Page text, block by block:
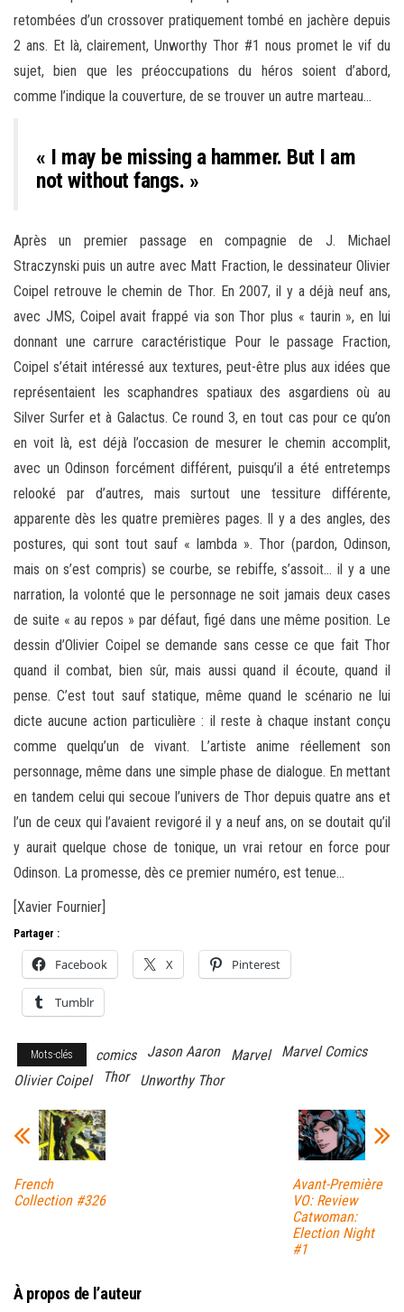
retombées d’un crossover pratiquement tombé en jachère depuis
2 ans. Et là, clairement, Unworthy Thor #1 nous promet le vif du
sujet, bien que les préoccupations du héros soient d’abord,
comme l’indique la couverture, de se trouver un autre marteau…
« I may be missing a hammer. But I am
not without fangs. »
Après un premier passage en compagnie de J. Michael
Straczynski puis un autre avec Matt Fraction, le dessinateur Olivier
Coipel retrouve le chemin de Thor. En 2007, il y a déjà neuf ans,
avec JMS, Coipel avait frappé via son Thor plus « taurin », en lui
donnant une carrure caractéristique Pour le passage Fraction,
Coipel s’était intéressé aux textures, peut-être plus aux idées que
représentaient les scaphandres spatiaux des asgardiens où au
Silver Surfer et à Galactus. Ce round 3, en tout cas pour ce qu’on
en voit là, est déjà l’occasion de mesurer le chemin accomplit,
avec un Odinson forcément différent, puisqu’il a été entretemps
relooké par d’autres, mais surtout une tessiture différente,
apparente dès les quatre premières pages. Il y a des angles, des
postures, qui sont tout sauf « lambda ». Thor (pardon, Odinson,
mais on s’est compris) se courbe, se rebiffe, s’assoit… il y a une
narration, la volonté que le personnage ne soit jamais deux cases
de suite « au repos » par défaut, figé dans une même position. Le
dessin d’Olivier Coipel se demande sans cesse ce que fait Thor
quand il combat, bien sûr, mais aussi quand il écoute, quand il
pense. C’est tout sauf statique, même quand le scénario ne lui
dicte aucune action particulière : il reste à chaque instant conçu
comme quelqu’un de vivant. L’artiste anime réellement son
personnage, même dans une simple phase de dialogue. En mettant
en tandem celui qui secoue l’univers de Thor depuis quatre ans et
l’un de ceux qui l’avaient revigoré il y a neuf ans, on se doutait qu’il
y aurait quelque chose de tonique, un vrai retour en force pour
Odinson. La promesse, dès ce premier numéro, est tenue…
[Xavier Fournier]
Partager :
Facebook X Pinterest
Tumblr
Mots-clés comics Jason Aaron Marvel
Marvel Comics
Olivier Coipel
Thor Unworthy Thor
French
Collection #326
Avant-Première
VO: Review
Catwoman:
Election Night
#1
À propos de l’auteur